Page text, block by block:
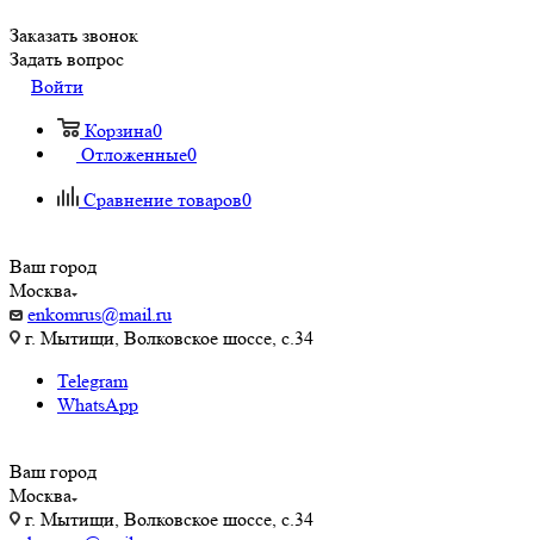
Заказать звонок
Задать вопрос
Войти
Корзина0
Отложенные0
Сравнение товаров0
Ваш город
Москва
enkomrus@mail.ru
г. Мытищи, Волковское шоссе, с.34
Telegram
WhatsApp
Ваш город
Москва
г. Мытищи, Волковское шоссе, с.34